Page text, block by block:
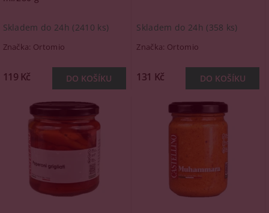
Skladem do 24h (2410 ks)
Značka: Ortomio
119 Kč
Skladem do 24h (358 ks)
Značka: Ortomio
131 Kč